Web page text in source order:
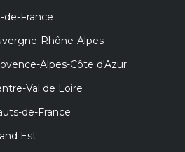
France
Rhône-Alpes
Alpes-Côte d'Azur
Val de Loire
de-France
Est